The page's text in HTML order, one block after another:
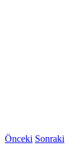
Önceki Sonraki